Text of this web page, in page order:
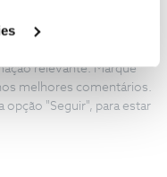
relevante. Marque
melhores comentários.
opção "Seguir", para estar